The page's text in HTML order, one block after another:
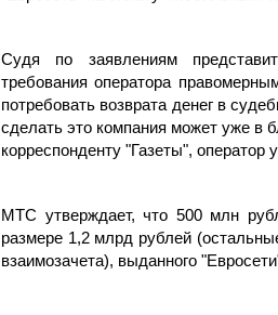
Судя по заявлениям
требования оператора
потребовать возврата денег в
сделать это компания может уже в
корреспонденту "Газеты", оператор
МТС утверждает, что 500 млн
размере 1,2 млрд рублей
взаимозачета), выданного